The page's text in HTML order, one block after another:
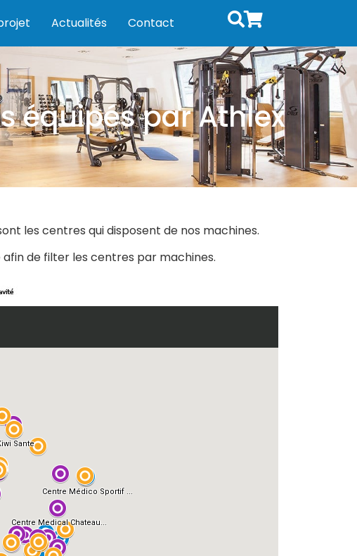
Actualités Contact
équipés par Athlex
les centres qui disposent de nos machines.
de filter les centres par machines.